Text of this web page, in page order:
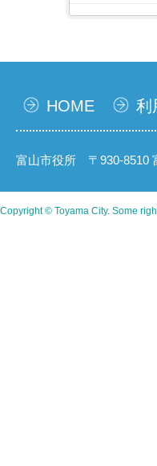
HOME 利
富山市役所 〒930-8510
Copyright © Toyama City. Some